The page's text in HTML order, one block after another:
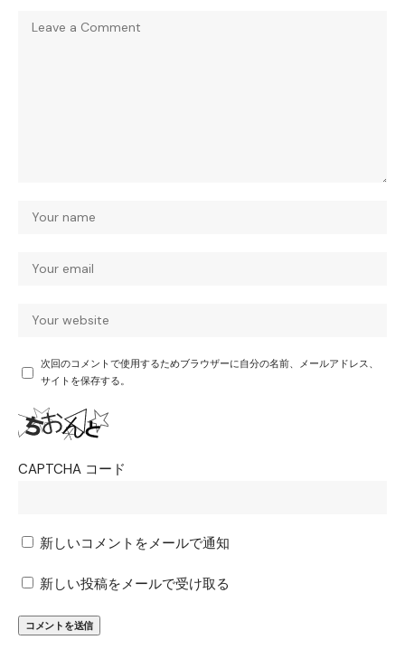
次回のコメントで使用するためブラウザーに自分の名前、メールアドレス、
サイトを保存する。
CAPTCHA コード
新しいコメントをメールで通知
新しい投稿をメールで受け取る